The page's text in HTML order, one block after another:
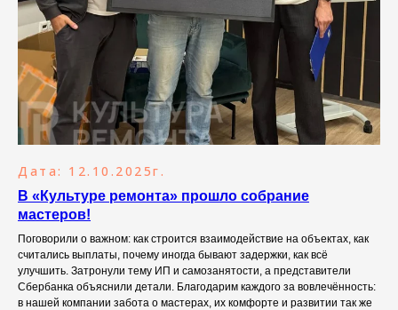
Дата: 12.10.2025г.
В «Культуре ремонта» прошло собрание
мастеров !
Поговорили о важном: как строится взаимодействие на объектах, как
считались выплаты, почему иногда бывают задержки, как всё
улучшить. Затронули тему ИП и самозанятости, а представители
Сбербанка объяснили детали. Благодарим каждого за вовлечённость:
в нашей компании забота о мастерах, их комфорте и развитии так же